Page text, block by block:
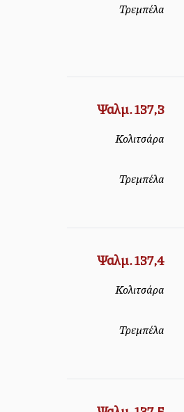
Τρεμπέλα
Ψαλμ. 137,3
Κολιτσάρα
Τρεμπέλα
Ψαλμ. 137,4
Κολιτσάρα
Τρεμπέλα